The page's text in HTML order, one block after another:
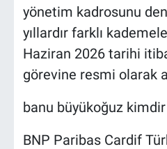
yönetim kadrosunu
yıllardır farklı
Haziran 2026 tarihi
görevine resmi olarak
banu büyükoğuz
BNP Paribas Cardif